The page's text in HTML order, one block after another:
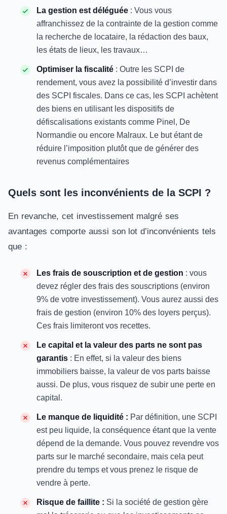
La gestion est déléguée : Vous vous
affranchissez de la contrainte de la gestion comme
la recherche de locataire, la rédaction des baux,
les états de lieux, les travaux…
Optimiser la fiscalité : Outre les SCPI de
rendement, vous avez la possibilité d’investir dans
des SCPI fiscales. Dans ce cas, les SCPI achètent
des biens en utilisant les dispositifs de
défiscalisations existants comme Pinel, De
Normandie ou encore Malraux. Le but étant de
réduire l’imposition plutôt que de générer des
revenus complémentaires
Quels sont les inconvénients de la SCPI ?
En revanche, cet investissement malgré ses
avantages comporte aussi son lot d’inconvénients tels
que :
Les frais de souscription et de gestion : vous
devez régler des frais des souscriptions (environ
9% de votre investissement). Vous aurez aussi des
frais de gestion (environ 10% des loyers perçus).
Ces frais limiteront vos recettes.
Le capital et la valeur des parts ne sont pas
garantis : En effet, si la valeur des biens
immobiliers baisse, la valeur de vos parts baisse
aussi. De plus, vous risquez de subir une perte en
capital.
Le manque de liquidité : Par définition, une SCPI
est peu liquide, la conséquence étant que la vente
dépend de la demande. Vous pouvez revendre vos
parts sur le marché secondaire, mais cela peut
prendre du temps et vous prenez le risque de
vendre à perte.
Risque de faillite : Si la société de gestion gère